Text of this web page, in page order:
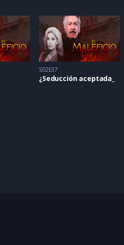
S02E37
¿Seducción aceptada_